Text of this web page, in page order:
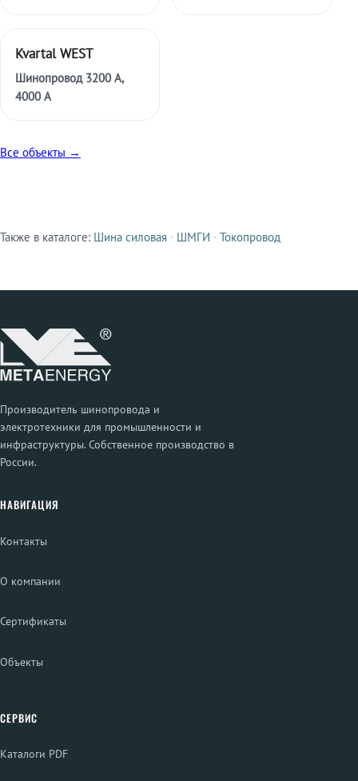
Kvartal WEST
Шинопровод 3200 А,
4000 А
Все объекты →
Смежные продукты
Также в каталоге: Шина силовая · ШМГИ · Токопровод
Производитель шинопровода и
электротехники для промышленности и
инфраструктуры. Собственное производство в
России.
НАВИГАЦИЯ
Контакты
О компании
Сертификаты
Объекты
СЕРВИС
Каталоги PDF